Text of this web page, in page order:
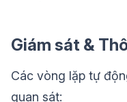
Giám sát &
Các vòng lặp tự
quan sát: